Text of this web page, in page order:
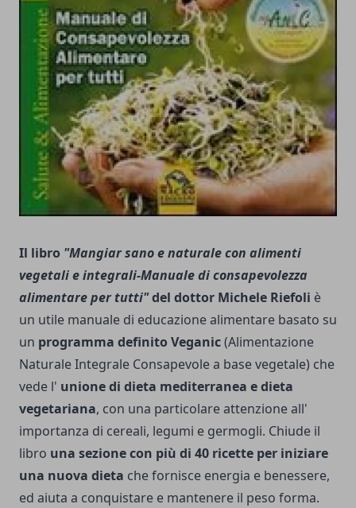
Il libro "Mangiar sano e naturale con alimenti
vegetali e integrali-Manuale di consapevolezza
alimentare per tutti"del dottor Michele Riefoli è
un utile manuale di educazione alimentare basato su
un programma definito Veganic(Alimentazione
Naturale Integrale Consapevole a base vegetale) che
vede l' unione di dieta mediterranea e dieta
vegetariana, con una particolare attenzione all'
importanza di cereali, legumi e germogli. Chiude il
libro una sezione con più di 40 ricette per iniziare
una nuova dieta che fornisce energia e benessere,
ed aiuta a conquistare e mantenere il peso forma.